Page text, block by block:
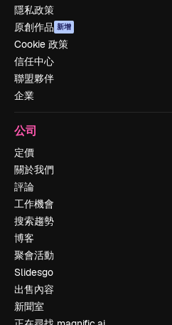
隱私政策
原創作品 新增
Cookie 政策
信任中心
聯盟夥伴
企業
公司
定價
關於我們
評論
工作機會
搜索趨勢
博客
聚會活動
Slidesgo
出售內容
新聞室